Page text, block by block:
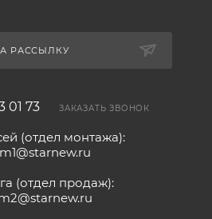
РАССЫЛКУ
01 73 ЗАКАЗАТЬ ЗВОНОК
(отдел монтажа):
m1@starnew.ru
(отдел продаж):